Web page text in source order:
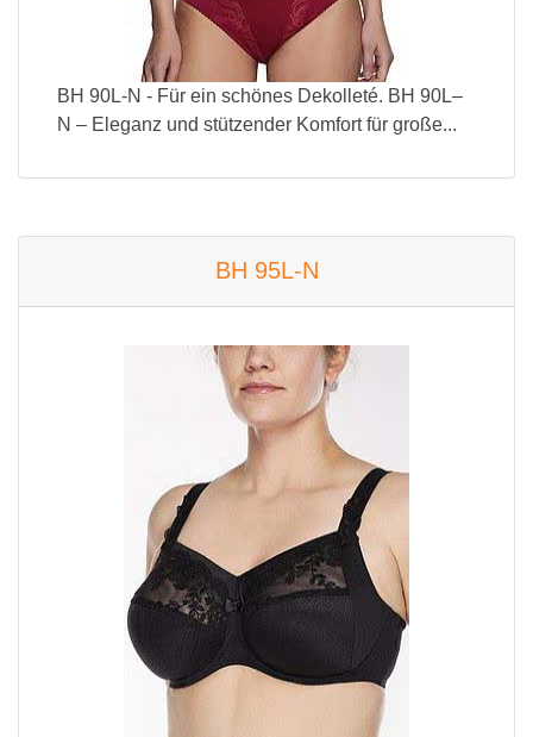
BH 90L-N - Für ein schönes Dekolleté. BH 90L–
N – Eleganz und stützender Komfort für große...
BH 95L-N